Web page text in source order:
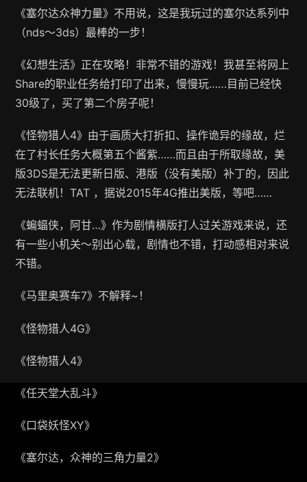
《塞尔达众神力量》不用说，这是我玩过的塞尔达系列中
（nds～3ds）最棒的一步！
《幻想生活》正在攻略！非常不错的游戏！我甚至将网上
Share的职业任务给打印了出来，慢慢玩……目前已经快
30级了，买了第二个房子呢！
《怪物猎人4》由于画质大打折扣、操作诡异的缘故，烂
在了村长任务大概第五个酱紫……而且由于所取缘故，美
版3DS是无法更新日版、港版（没有美版）补丁的，因此
无法联机！TAT ，据说2015年4G推出美版，等吧……
《蝙蝠侠，阿甘…》作为剧情横版打人过关游戏来说，还
有一些小机关～别出心载，剧情也不错，打动感相对来说
不错。
《马里奥赛车7》不解释~！
《怪物猎人4G》
《怪物猎人4》
《任天堂大乱斗》
《口袋妖怪XY》
《塞尔达，众神的三角力量2》